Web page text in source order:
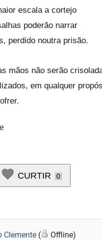
escala a cortejo
poderão narrar
perdido noutra prisão.
mãos não serão
em qualquer
CURTIR 0
Clemente ( Offline)